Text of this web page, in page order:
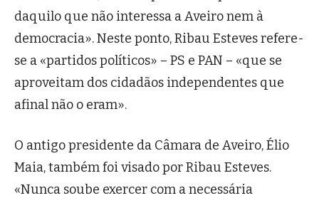
daquilo que não interessa a Aveiro nem à
democracia». Neste ponto, Ribau Esteves refere-
se a «partidos políticos» – PS e PAN – «que se
aproveitam dos cidadãos independentes que
afinal não o eram».
O antigo presidente da Câmara de Aveiro, Élio
Maia, também foi visado por Ribau Esteves.
«Nunca soube exercer com a necessária